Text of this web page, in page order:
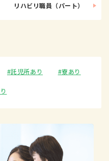
リハビリ職員（パート）
託児所あり 寮あり